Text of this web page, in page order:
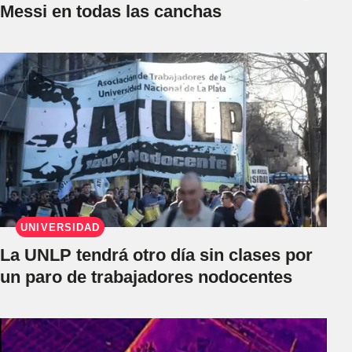
Messi en todas las canchas
UNIVERSIDAD
La UNLP tendrá otro día sin clases por
un paro de trabajadores nodocentes